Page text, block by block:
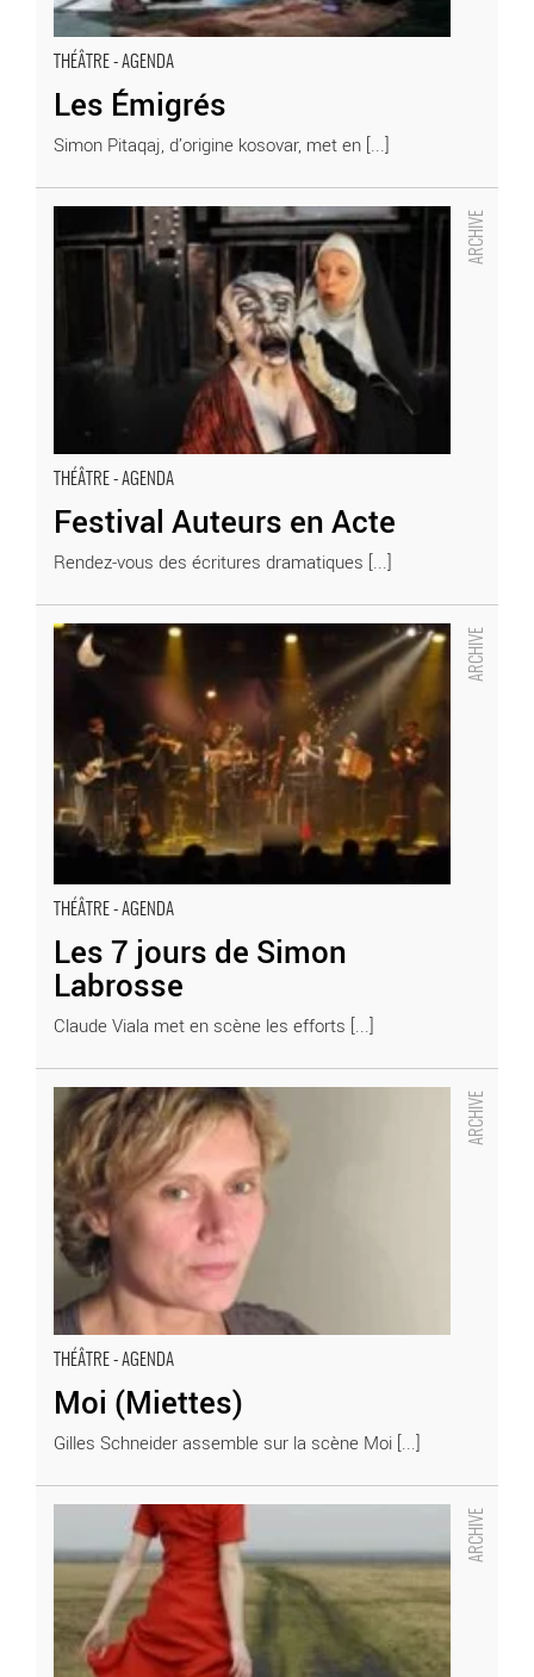
THÉÂTRE - AGENDA
Les Émigrés
Simon Pitaqaj, d’origine kosovar, met en [...]
THÉÂTRE - AGENDA
Festival Auteurs en Acte
Rendez-vous des écritures dramatiques [...]
THÉÂTRE - AGENDA
Les 7 jours de Simon
Labrosse
Claude Viala met en scène les efforts [...]
THÉÂTRE - AGENDA
Moi (Miettes)
Gilles Schneider assemble sur la scène Moi [...]